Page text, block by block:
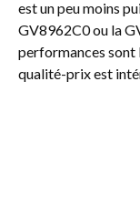
est un peu moins
GV8962C0 ou la
performances sont
qualité-prix est